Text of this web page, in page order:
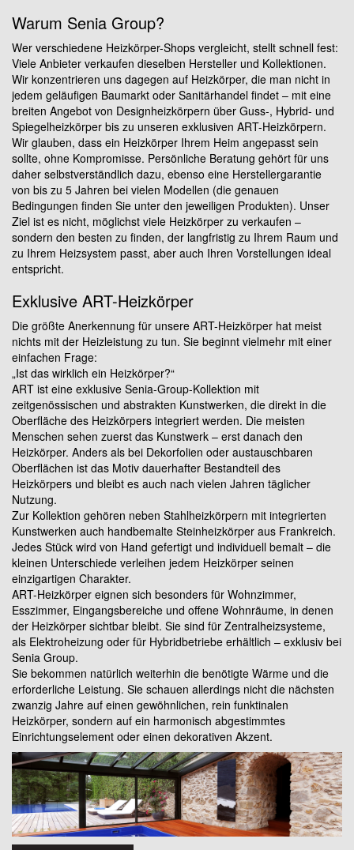
Warum Senia Group?
Wer verschiedene Heizkörper-Shops vergleicht, stellt schnell fest:
Viele Anbieter verkaufen dieselben Hersteller und Kollektionen.
Wir konzentrieren uns dagegen auf Heizkörper, die man nicht in
jedem geläufigen Baumarkt oder Sanitärhandel findet – mit eine
breiten Angebot von Designheizkörpern über Guss-, Hybrid- und
Spiegelheizkörper bis zu unseren exklusiven ART-Heizkörpern.
Wir glauben, dass ein Heizkörper Ihrem Heim angepasst sein
sollte, ohne Kompromisse. Persönliche Beratung gehört für uns
daher selbstverständlich dazu, ebenso eine Herstellergarantie
von bis zu 5 Jahren bei vielen Modellen (die genauen
Bedingungen finden Sie unter den jeweiligen Produkten). Unser
Ziel ist es nicht, möglichst viele Heizkörper zu verkaufen –
sondern den besten zu finden, der langfristig zu Ihrem Raum und
zu Ihrem Heizsystem passt, aber auch Ihren Vorstellungen ideal
entspricht.
Exklusive ART-Heizkörper
Die größte Anerkennung für unsere ART-Heizkörper hat meist
nichts mit der Heizleistung zu tun. Sie beginnt vielmehr mit einer
einfachen Frage:
„Ist das wirklich ein Heizkörper?“
ART ist eine exklusive Senia-Group-Kollektion mit
zeitgenössischen und abstrakten Kunstwerken, die direkt in die
Oberfläche des Heizkörpers integriert werden. Die meisten
Menschen sehen zuerst das Kunstwerk – erst danach den
Heizkörper. Anders als bei Dekorfolien oder austauschbaren
Oberflächen ist das Motiv dauerhafter Bestandteil des
Heizkörpers und bleibt es auch nach vielen Jahren täglicher
Nutzung.
Zur Kollektion gehören neben Stahlheizkörpern mit integrierten
Kunstwerken auch handbemalte Steinheizkörper aus Frankreich.
Jedes Stück wird von Hand gefertigt und individuell bemalt – die
kleinen Unterschiede verleihen jedem Heizkörper seinen
einzigartigen Charakter.
ART-Heizkörper eignen sich besonders für Wohnzimmer,
Esszimmer, Eingangsbereiche und offene Wohnräume, in denen
der Heizkörper sichtbar bleibt. Sie sind für Zentralheizsysteme,
als Elektroheizung oder für Hybridbetriebe erhältlich – exklusiv bei
Senia Group.
Sie bekommen natürlich weiterhin die benötigte Wärme und die
erforderliche Leistung. Sie schauen allerdings nicht die nächsten
zwanzig Jahre auf einen gewöhnlichen, rein funktinalen
Heizkörper, sondern auf ein harmonisch abgestimmtes
Einrichtungselement oder einen dekorativen Akzent.